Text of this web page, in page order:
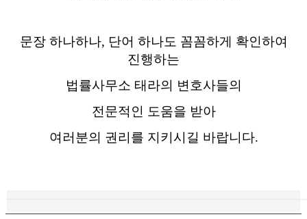
문장 하나하나, 단어 하나도 꼼꼼하게 확인하여
진행하는
법률사무소 태라의 변호사들의
전문적인 도움을 받아
여러분의 권리를 지키시길 바랍니다.